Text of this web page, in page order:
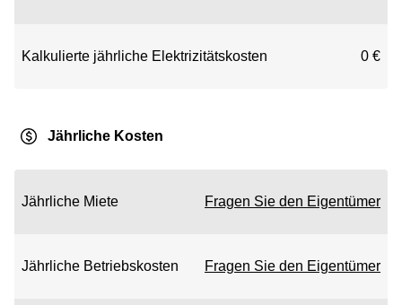
Kalkulierte jährliche Elektrizitätskosten 0 €
Jährliche Kosten
Jährliche Miete Fragen Sie den Eigentümer
Jährliche Betriebskosten Fragen Sie den Eigentümer